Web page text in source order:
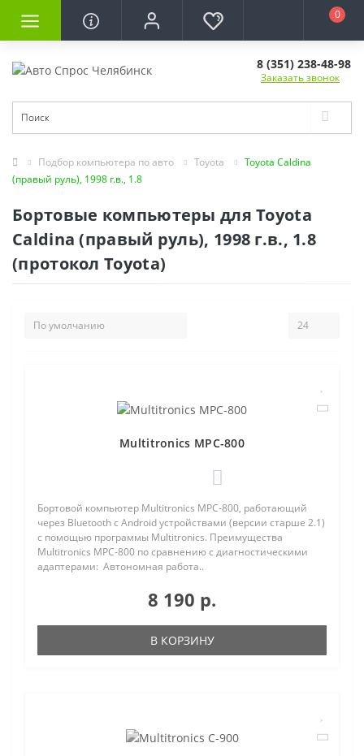
0
8 (351) 238-48-98
Заказать звонок
Подбор компьютера по авто Toyota
Toyota Caldina
(правый руль), 1998 г.в., 1.8
Бортовые компьютеры для Toyota
Caldina (правый руль), 1998 г.в., 1.8
(протокол Toyota)
Multitronics MPC-800
Бортовой компьютер Multitronics MPC-800, работающий
через Bluetooth с Android устройствами (версии старше 2.1)
с помощью программы Multitronics. Преимущества
Multitronics MPC-800 по сравнению с диагностическими
адаптерами: Автономная работа..
8 190 р.
В КОРЗИНУ